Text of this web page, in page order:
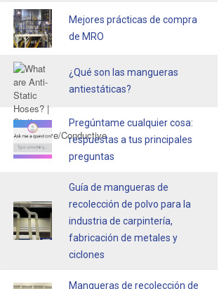
Mejores prácticas de compra
de MRO
¿Qué son las mangueras
antiestáticas?
Pregúntame cualquier cosa:
respuestas a tus principales
preguntas
Guía de mangueras de
recolección de polvo para la
industria de carpintería,
fabricación de metales y
ciclones
Mangueras de recolección de